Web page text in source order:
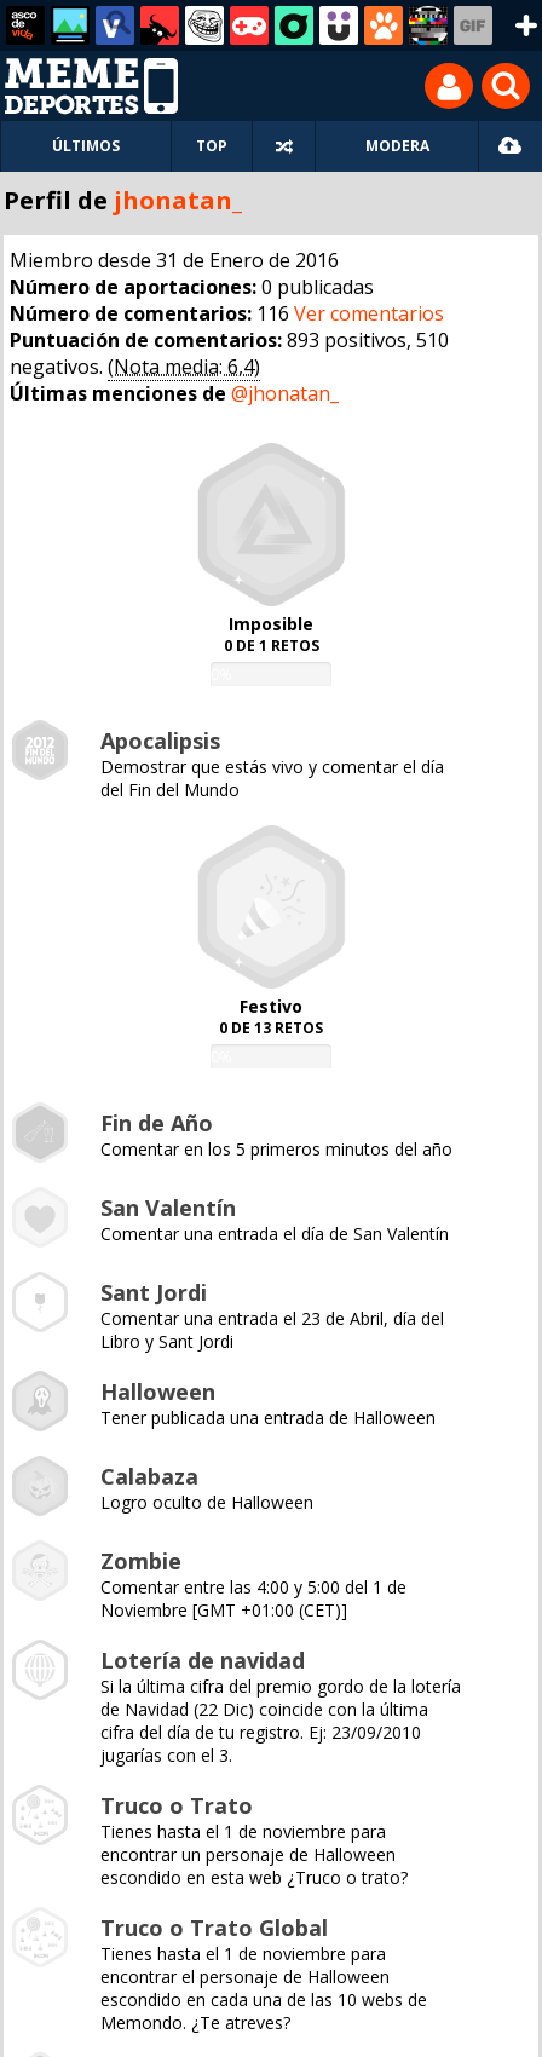
ÚLTIMOS TOP MODERA
Perfil de jhonatan_
Miembro desde 31 de Enero de 2016
Número de aportaciones:0 publicadas
Número de comentarios: 116 Ver comentarios
Puntuación de comentarios:893 positivos, 510
negativos. (Nota media: 6,4)
Últimas menciones de @jhonatan_
Imposible
0 DE 1 RETOS
Apocalipsis
Demostrar que estás vivo y comentar el día
del Fin del Mundo
Festivo
0 DE 13 RETOS
Fin de Año
Comentar en los 5 primeros minutos del año
San Valentín
Comentar una entrada el día de San Valentín
Sant Jordi
Comentar una entrada el 23 de Abril, día del
Libro y Sant Jordi
Halloween
Tener publicada una entrada de Halloween
Calabaza
Logro oculto de Halloween
Zombie
Comentar entre las 4:00 y 5:00 del 1 de
Noviembre [GMT +01:00 (CET)]
Lotería de navidad
Si la última cifra del premio gordo de la lotería
de Navidad (22 Dic) coincide con la última
cifra del día de tu registro. Ej: 23/09/2010
jugarías con el 3.
Truco o Trato
Tienes hasta el 1 de noviembre para
encontrar un personaje de Halloween
escondido en esta web ¿Truco o trato?
Truco o Trato Global
Tienes hasta el 1 de noviembre para
encontrar el personaje de Halloween
escondido en cada una de las 10 webs de
Memondo. ¿Te atreves?